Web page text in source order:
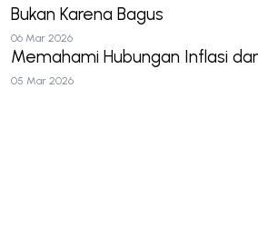
Bukan Karena Bagus
06 Mar 2026
Memahami Hubungan Inflasi
05 Mar 2026